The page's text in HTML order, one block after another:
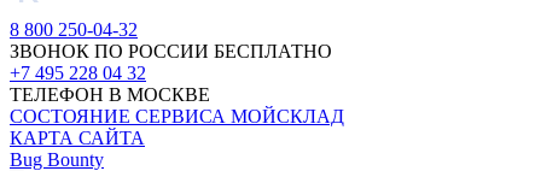
8 800 250-04-32
ЗВОНОК ПО РОССИИ БЕСПЛАТНО
+7 495 228 04 32
ТЕЛЕФОН В МОСКВЕ
СОСТОЯНИЕ СЕРВИСА МОЙСКЛАД
КАРТА САЙТА
Bug Bounty